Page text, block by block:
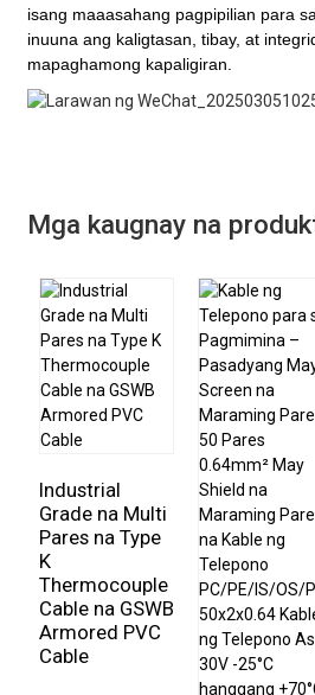
isang maaasahang pagpipilian para
inuuna ang kaligtasan, tibay, at
mapaghamong kapaligiran.
Mga kaugnay na
Industrial
Grade na Multi
Pares na Type
K
Thermocouple
Cable na GSWB
Armored PVC
Cable